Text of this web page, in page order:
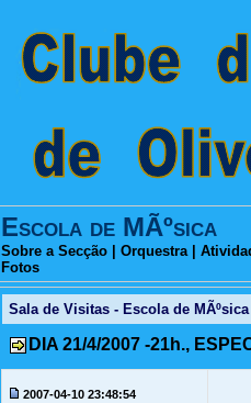
Escola de MÃºsica
Sobre a Secção Orquestra|
Fotos
Sala de Visitas - Escola de MÃºsica
DIA 21/4/2007 -21h.,
2007-04-10 23:48:54